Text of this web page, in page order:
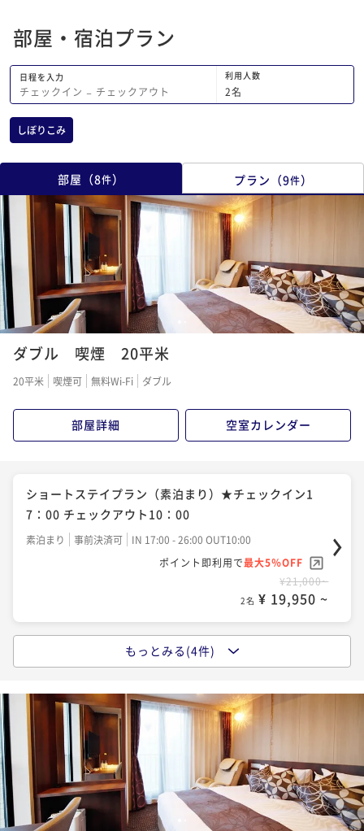
度ですが、炭酸泉の
程よく体が温まって
部屋・宿泊プラン
日程を入力
チェックイン − チェックアウト
利用人数
2名
しぼりこみ
部屋 （8件） プラン （9件）
ダブル 喫煙 20平米
20平米 喫煙可 無料Wi-Fi ダブル
部屋詳細 空室カレンダー
ショートステイプラン（素泊まり）★チェックイン1
7：00 チェックアウト10：00
素泊まり 事前決済可
IN 17:00 - 26:00 OUT10:00
ポイント即利用で最大5％OFF
¥21,000~
2名 ¥ 19,950 ~
シンプルステイ♪素泊まり♪高崎駅東口徒歩3分！☆Ｓ
素泊まり 事前決済可
IN 14:00 - 24:00 OUT11:00
ポイント即利用で最大5％OFF
2名 ¥ 20,995 ~
◇17時チェックイン朝食付き（10時チェックアウト）
もっとみる(4件)